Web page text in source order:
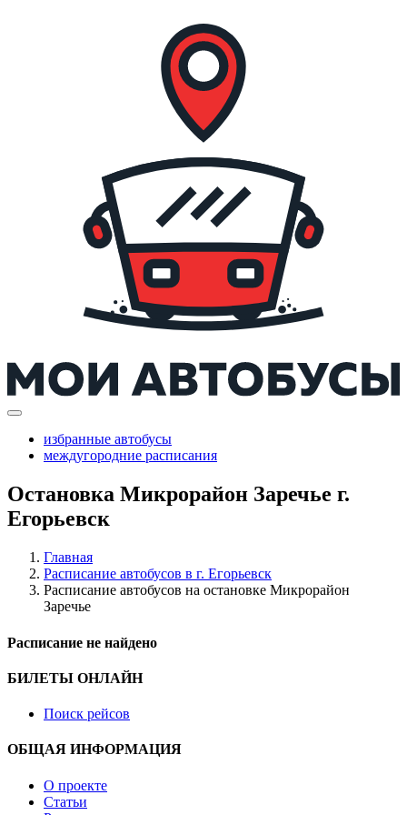
избранные автобусы
междугородние расписания
Остановка Микрорайон Заречье г.
Егорьевск
Главная
Расписание автобусов в г. Егорьевск
Расписание автобусов на остановке Микрорайон
Заречье
Расписание не найдено
БИЛЕТЫ ОНЛАЙН
Поиск рейсов
ОБЩАЯ ИНФОРМАЦИЯ
О проекте
Статьи